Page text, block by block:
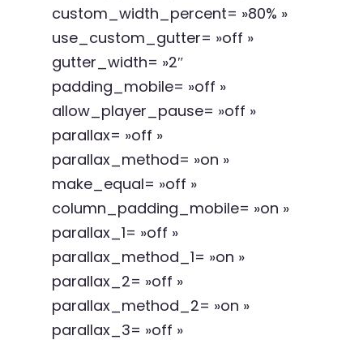
custom_width_percent= »80% »
use_custom_gutter= »off »
gutter_width= »2″
padding_mobile= »off »
allow_player_pause= »off »
parallax= »off »
parallax_method= »on »
make_equal= »off »
column_padding_mobile= »on »
parallax_1= »off »
parallax_method_1= »on »
parallax_2= »off »
parallax_method_2= »on »
parallax_3= »off »